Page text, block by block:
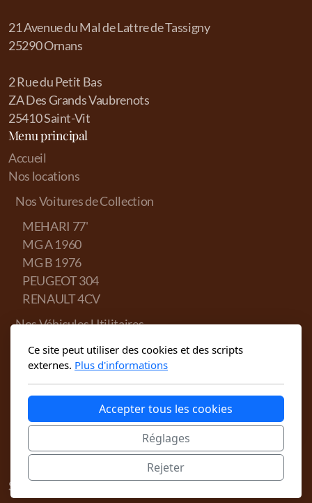
21 Avenue du Mal de Lattre de Tassigny
25290 Ornans
2 Rue du Petit Bas
ZA Des Grands Vaubrenots
25410 Saint-Vit
Menu principal
Accueil
Nos locations
Nos Voitures de Collection
MEHARI 77'
MG A 1960
MG B 1976
PEUGEOT 304
RENAULT 4CV
Nos Véhicules Utilitaires
Trafic Minibus
Remorque Frigorifique
Nos Véhicules de Courtoisie
Véhicule de prêt - Clio
Vélos
Services
Ce site peut utiliser des cookies et des scripts
externes. Plus d'informations
Accepter tous les cookies
Réglages
Rejeter
RESERVEZ EN
louez votre